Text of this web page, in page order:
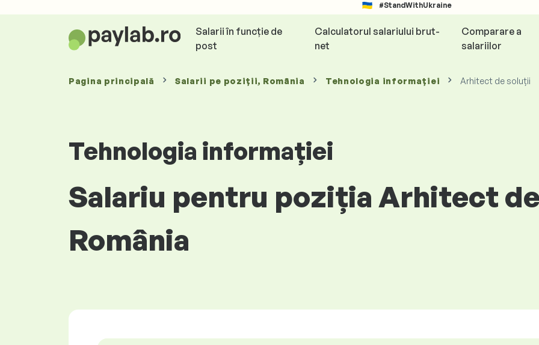
#StandWithUkraine
Salarii în funcție de
post
Calculatorul salariului brut-
net
Comparare a
salariilor
Pagina principală Salarii pe poziții, România Tehnologia informației Arhitect de soluții
Tehnologia informației
Salariu pentru poziția Arhitect
România